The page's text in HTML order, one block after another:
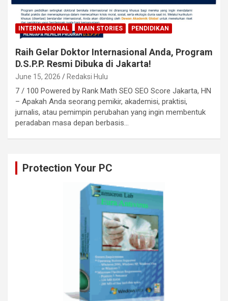
INTERNASIONAL MAIN STORIES PENDIDIKAN
Raih Gelar Doktor Internasional Anda, Program
D.S.P.P. Resmi Dibuka di Jakarta!
June 15, 2026 Redaksi Hulu
7 / 100 Powered by Rank Math SEO SEO Score Jakarta, HN
– Apakah Anda seorang pemikir, akademisi, praktisi,
jurnalis, atau pemimpin perubahan yang ingin membentuk
peradaban masa depan berbasis…
Protection Your PC